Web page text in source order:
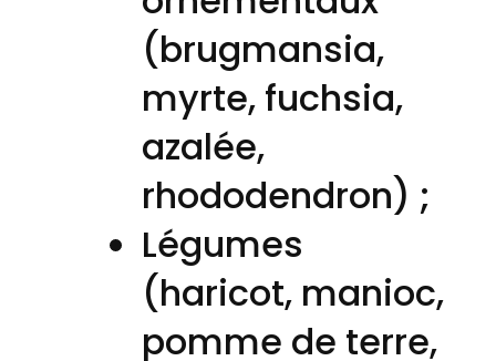
(brugmansia,
myrte, fuchsia,
azalée,
rhododendron) ;
Légumes
(haricot, manioc,
pomme de terre,